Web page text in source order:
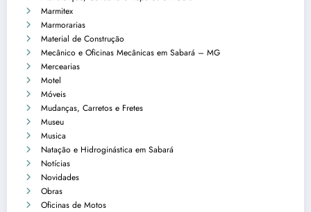
Marmitex
Marmorarias
Material de Construção
Mecânico e Oficinas Mecânicas em Sabará – MG
Mercearias
Motel
Móveis
Mudanças, Carretos e Fretes
Museu
Musica
Natação e Hidroginástica em Sabará
Notícias
Novidades
Obras
Oficinas de Motos